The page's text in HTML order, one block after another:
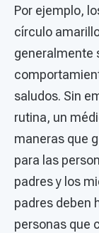
Por ejemplo,
círculo
generalmente
saludos. Sin
rutina, un
maneras que
para las
padres y los
padres deben
personas que